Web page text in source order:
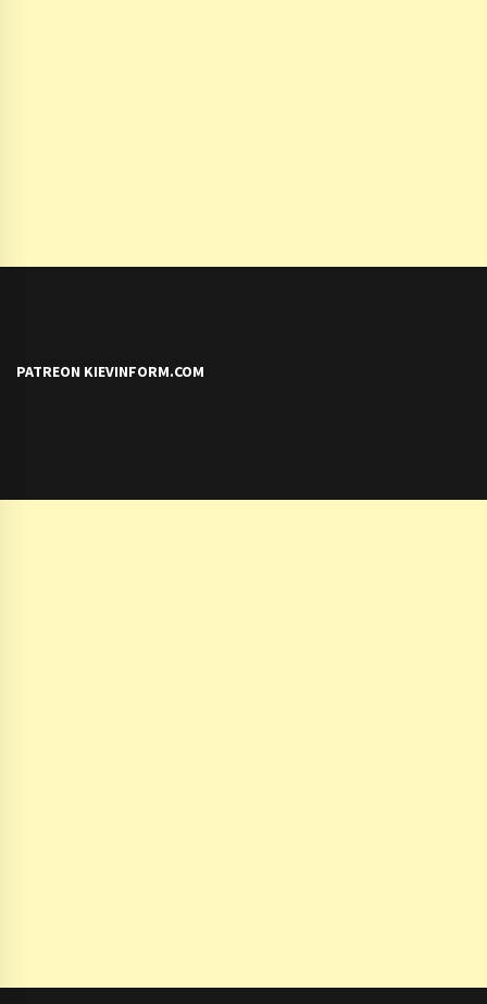
PATREON KIEVINFORM.COM